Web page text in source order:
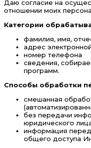
Даю согласие на
отношении моих
Категории
фамилия, имя,
адрес
номер телефона
сведения,
программ.
Способы обработки
смешанная
без передачи
юридического
информация
общего доступа